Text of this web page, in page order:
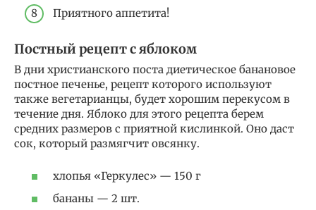
Приятного аппетита!
Постный рецепт с яблоком
В дни христианского поста диетическое банановое
постное печенье, рецепт которого используют
также вегетарианцы, будет хорошим перекусом в
течение дня. Яблоко для этого рецепта берем
средних размеров с приятной кислинкой. Оно даст
сок, который размягчит овсянку.
хлопья «Геркулес» — 150 г
бананы — 2 шт.